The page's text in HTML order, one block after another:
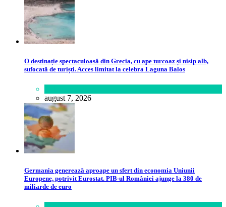
O destinație spectaculoasă din Grecia, cu ape turcoaz și nisip alb,
sufocată de turiști. Acces limitat la celebra Laguna Balos
august 7, 2026
Germania generează aproape un sfert din economia Uniunii
Europene, potrivit Eurostat. PIB-ul României ajunge la 380 de
miliarde de euro